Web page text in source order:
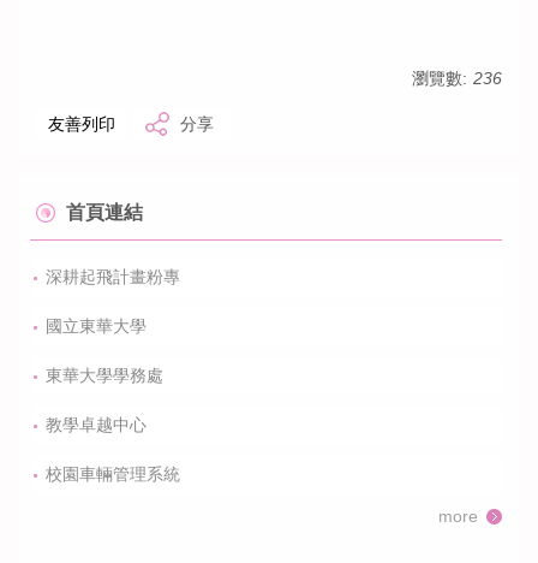
起飛獎助學金資訊
常見問題
起飛計畫活動成果
瀏覽數: 236
友善列印 分享
首頁連結
深耕起飛計畫粉專
國立東華大學
東華大學學務處
教學卓越中心
校園車輛管理系統
more